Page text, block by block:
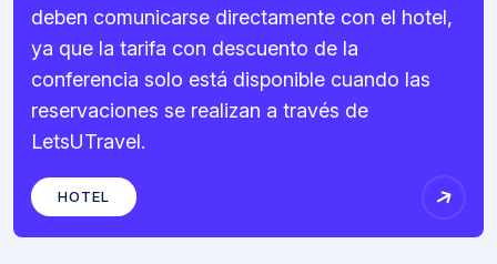
deben comunicarse directamente con el hotel,
ya que la tarifa con descuento de la
conferencia solo está disponible cuando las
reservaciones se realizan a través de
LetsUTravel.
HOTEL